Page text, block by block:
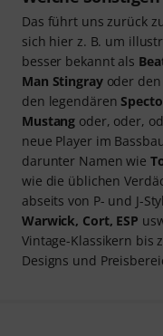
Das führt uns zurück
sich hier z. B. um
besser bekannt als
Man Stingrayoder den
den legendären
Mustang oder, oder,
neue Player im
darunter Namen wie
wie die üblichen
abseits von P- und J-
Warwick, Cort, ESP
Vintage-Klassikern bis
Designs und